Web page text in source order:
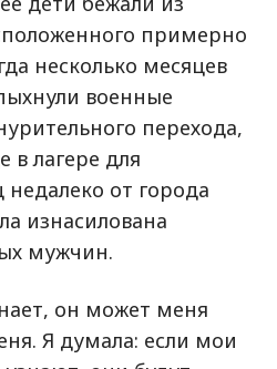
примерно
несколько месяцев
военные
перехода,
лагере для
от города
изнасилована
мужчин.
он может меня
Я думала: если мои